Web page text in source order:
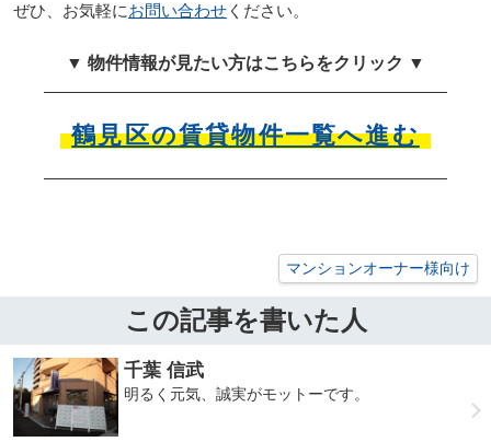
ぜひ、お気軽にお問い合わせください。
▼ 物件情報が見たい方はこちらをクリック ▼
鶴見区の賃貸物件一覧へ進む
マンションオーナー様向け
この記事を書いた人
千葉 信武
明るく元気、誠実がモットーです。